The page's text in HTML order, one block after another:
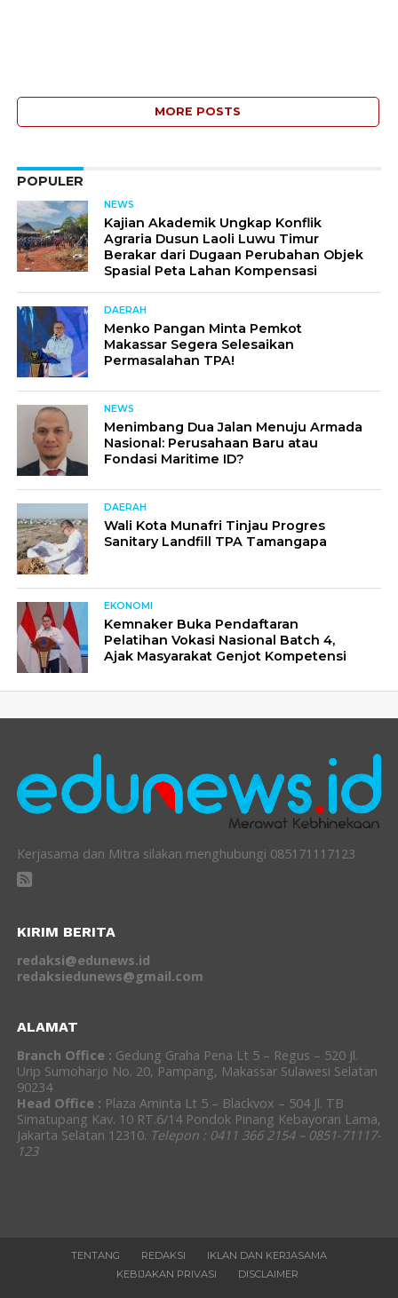
MORE POSTS
POPULER
NEWS
Kajian Akademik Ungkap Konflik
Agraria Dusun Laoli Luwu Timur
Berakar dari Dugaan Perubahan Objek
Spasial Peta Lahan Kompensasi
DAERAH
Menko Pangan Minta Pemkot
Makassar Segera Selesaikan
Permasalahan TPA!
NEWS
Menimbang Dua Jalan Menuju Armada
Nasional: Perusahaan Baru atau
Fondasi Maritime ID?
DAERAH
Wali Kota Munafri Tinjau Progres
Sanitary Landfill TPA Tamangapa
EKONOMI
Kemnaker Buka Pendaftaran
Pelatihan Vokasi Nasional Batch 4,
Ajak Masyarakat Genjot Kompetensi
Kerjasama dan Mitra silakan menghubungi 085171117123
KIRIM BERITA
redaksi@edunews.id
redaksiedunews@gmail.com
ALAMAT
Branch Office : Gedung Graha Pena Lt 5 – Regus – 520 Jl.
Urip Sumoharjo No. 20, Pampang, Makassar Sulawesi Selatan
90234
Head Office : Plaza Aminta Lt 5 – Blackvox – 504 Jl. TB
Simatupang Kav. 10 RT.6/14 Pondok Pinang Kebayoran Lama,
Jakarta Selatan 12310. Telepon : 0411 366 2154 – 0851-71117-
123
TENTANG REDAKSI
IKLAN DAN KERJASAMA
KEBIJAKAN PRIVASI
DISCLAIMER